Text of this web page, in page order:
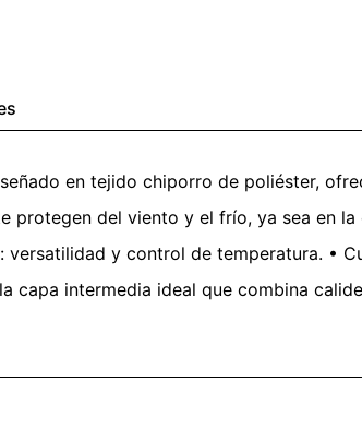
en tejido chiporro de poliéster,
del viento y el frío, ya sea en la
y control de temperatura. •
capa intermedia ideal que combina